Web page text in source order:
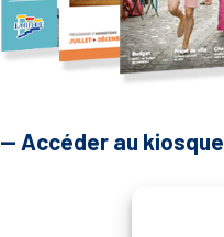
— Accéder au kiosque